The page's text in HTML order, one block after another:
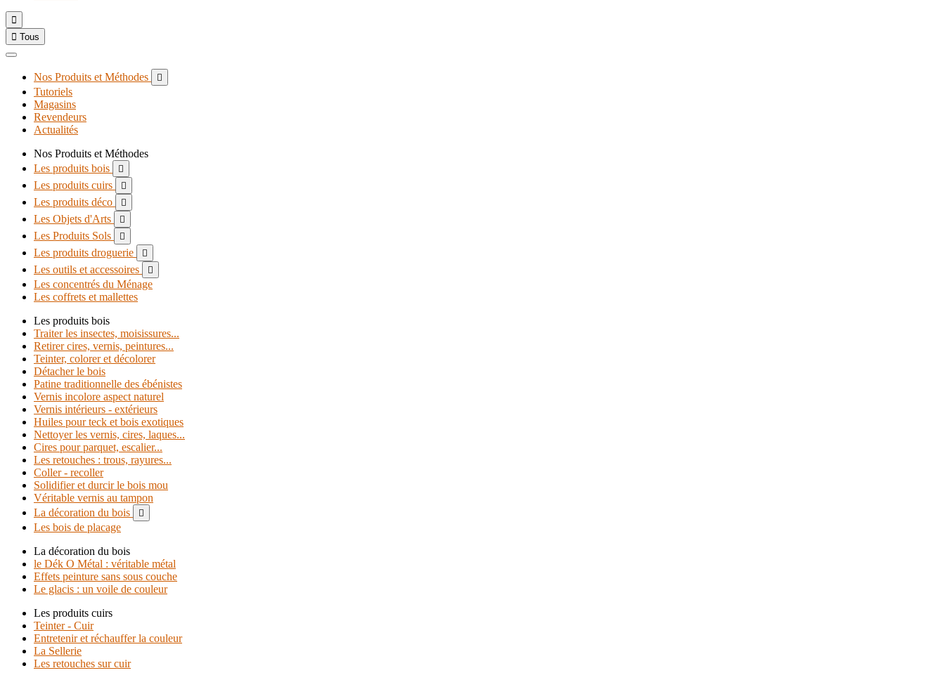

 Tous
Nos Produits et Méthodes 
Tutoriels
Magasins
Revendeurs
Actualités
Nos Produits et Méthodes
Les produits bois

Les produits cuirs 
Les produits déco 
Les Objets d'Arts 
Les Produits Sols 
Les produits droguerie 
Les outils et accessoires 
Les concentrés du Ménage
Les coffrets et mallettes
Les produits bois
Traiter les insectes, moisissures...
Retirer cires, vernis, peintures...
Teinter, colorer et décolorer
Détacher le bois
Patine traditionnelle des ébénistes
Vernis incolore aspect naturel
Vernis intérieurs - extérieurs
Huiles pour teck et bois exotiques
Nettoyer les vernis, cires, laques...
Cires pour parquet, escalier...
Les retouches : trous, rayures...
Coller - recoller
Solidifier et durcir le bois mou
Véritable vernis au tampon
La décoration du bois

Les bois de placage
La décoration du bois
le Dék O Métal : véritable métal
Effets peinture sans sous couche
Le glacis : un voile de couleur
Les produits cuirs
Teinter - Cuir
Entretenir et réchauffer la couleur
La Sellerie
Les retouches sur cuir